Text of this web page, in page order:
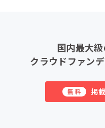
国内最大
クラウドファン
無料 掲